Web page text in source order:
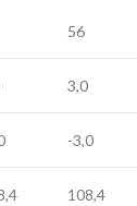
56
3,0
-3,0
108,4